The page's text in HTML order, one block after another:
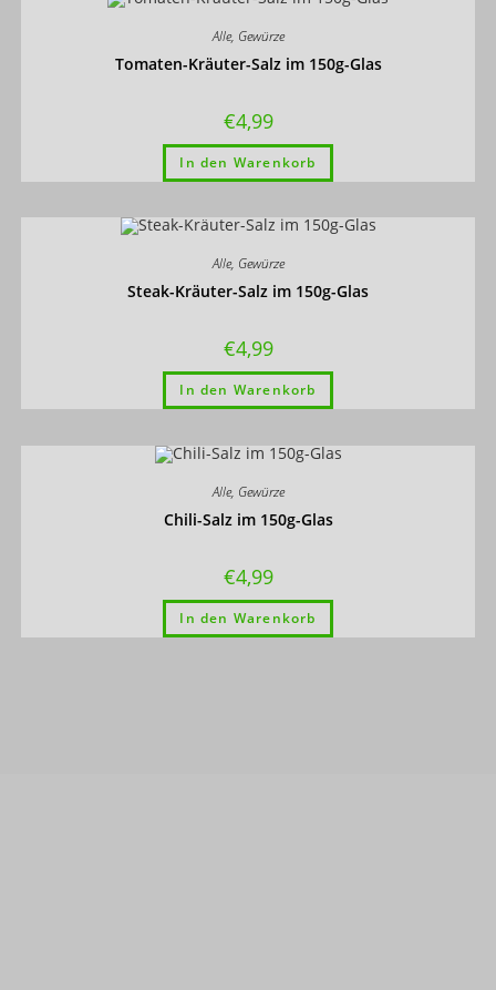
Alle, Gewürze
Tomaten-Kräuter-Salz im 150g-Glas
€4,99
In den Warenkorb
Alle, Gewürze
Steak-Kräuter-Salz im 150g-Glas
€4,99
In den Warenkorb
Alle, Gewürze
Chili-Salz im 150g-Glas
€4,99
In den Warenkorb